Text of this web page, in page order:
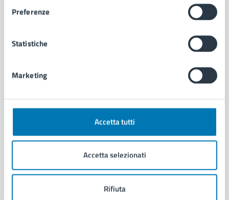
Preferenze
Statistiche
Marketing
Accetta tutti
Accetta selezionati
Rifiuta
Comune di Napoli
AMMINISTRAZIONE
Organi di governo
Enti e fondazioni
Personale amministrativo
Intranet, posta aziendale e protocollo